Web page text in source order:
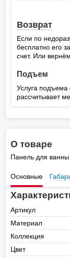
Возврат
Если по
бесплатно его
счет. Или
Подъем
Услуга подъема
рассчитывает
О товаре
Панель для
Основные
Артикул
Материал
Коллекция
Цвет